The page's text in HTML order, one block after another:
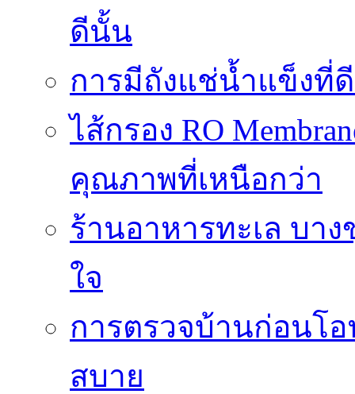
ดีนั้น
การมีถังแช่น้ำแข็งที่
ไส้กรอง RO
คุณภาพที่เหนือกว่า
ร้านอาหารทะเล บา
ใจ
การตรวจบ้านก่อนโ
สบาย